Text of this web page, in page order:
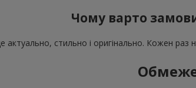
Чому варто
актуально, стильно і оригінально. Кожен